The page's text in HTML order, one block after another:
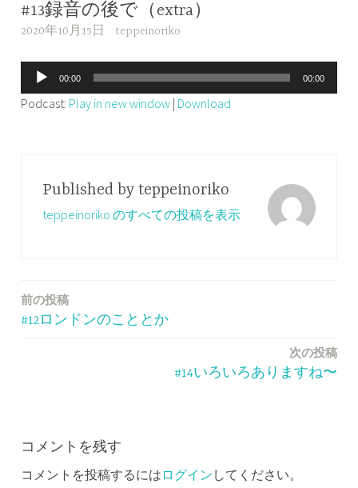
#13録音の後で（extra）
2020年10月15日 teppeinoriko
声
プ
00:00 00:00
Podcast: Play in new window | Download
Published by teppeinoriko
teppeinoriko のすべての投稿を表示
投
ー
シ
前の投稿
#12ロンドンのこととか
次の投稿
#14いろいろありますね〜
コメントを残す
コメントを投稿するには ログイン してください。